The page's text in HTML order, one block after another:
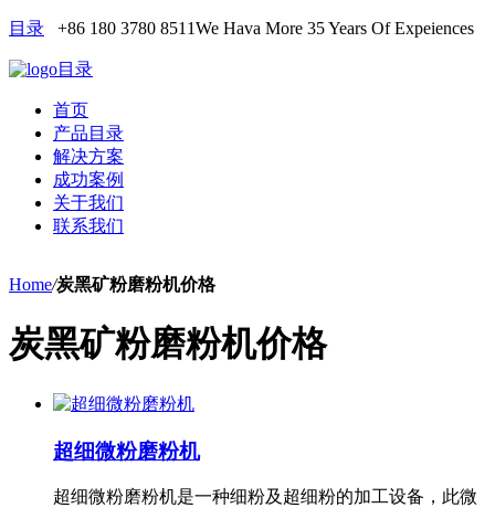
目录 +86 180 3780 8511We Hava More 35 Years Of Expeiences
目录
首页
产品目录
解决方案
成功案例
关于我们
联系我们
Home/炭黑矿粉磨粉机价格
炭黑矿粉磨粉机价格
超细微粉磨粉机
超细微粉磨粉机是一种细粉及超细粉的加工设备，此微